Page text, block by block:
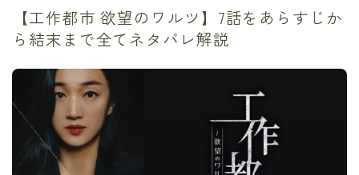
【工作都市 欲望のワルツ】7話をあらすじか
ら結末まで全てネタバレ解説